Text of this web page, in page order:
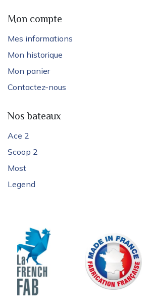
Mon compte
Mes informations
Mon historique
Mon panier
Contactez-nous
Nos bateaux
Ace 2
Scoop 2
Most
Legend